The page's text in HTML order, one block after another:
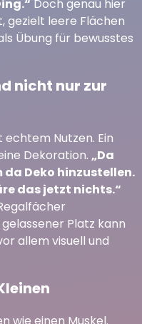
Doch genau hier
gezielt leere Flächen
Übung für bewusstes
nicht nur zur
Nutzen. Ein
Dekoration. „Da
da Deko hinzustellen.
das jetzt nichts.“
Platz kann
allem visuell und
wie einen Muskel.